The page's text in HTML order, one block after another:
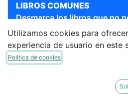
LIBROS COMUNES
Desmarca los libros que no
Sigue bajando para
Utilizamos cookies para
experiencia de usuario en este
Política de cookies